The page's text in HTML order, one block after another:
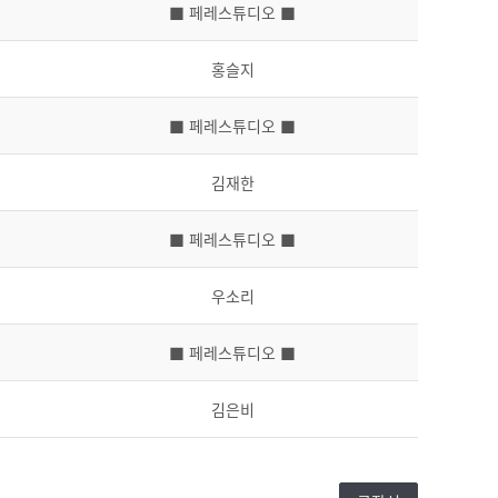
■ 페레스튜디오 ■
홍슬지
■ 페레스튜디오 ■
김재한
■ 페레스튜디오 ■
우소리
■ 페레스튜디오 ■
김은비